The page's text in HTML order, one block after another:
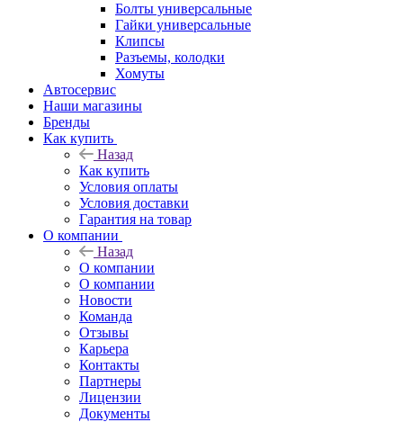
Болты универсальные
Гайки универсальные
Клипсы
Разъемы, колодки
Хомуты
Автосервис
Наши магазины
Бренды
Как купить
Назад
Как купить
Условия оплаты
Условия доставки
Гарантия на товар
О компании
Назад
О компании
О компании
Новости
Команда
Отзывы
Карьера
Контакты
Партнеры
Лицензии
Документы